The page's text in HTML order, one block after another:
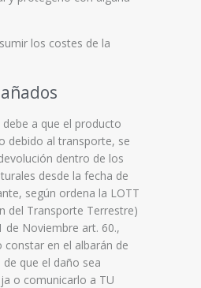
los costes de la
a que el producto
debido al transporte, se
dentro de los
desde la fecha de
según ordena la LOTT
del Transporte Terrestre)
de Noviembre art. 60.,
constar en el albarán de
que el daño sea
o comunicarlo a TU